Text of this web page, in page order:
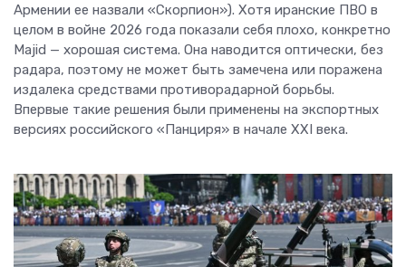
Армении ее назвали «Скорпион»). Хотя иранские ПВО в
целом в войне 2026 года показали себя плохо, конкретно
Majid — хорошая система. Она наводится оптически, без
радара, поэтому не может быть замечена или поражена
издалека средствами противорадарной борьбы.
Впервые такие решения были применены на экспортных
версиях российского «Панциря» в начале XXI века.